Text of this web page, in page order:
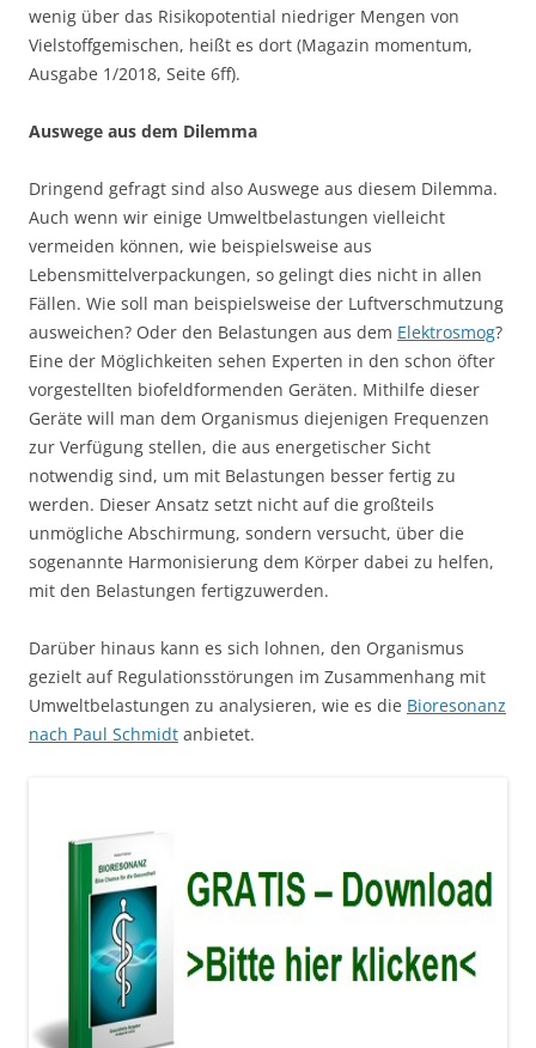
wenig über das Risikopotential niedriger Mengen von
Vielstoffgemischen, heißt es dort (Magazin momentum,
Ausgabe 1/2018, Seite 6ff).
Auswege aus dem Dilemma
Dringend gefragt sind also Auswege aus diesem Dilemma.
Auch wenn wir einige Umweltbelastungen vielleicht
vermeiden können, wie beispielsweise aus
Lebensmittelverpackungen, so gelingt dies nicht in allen
Fällen. Wie soll man beispielsweise der Luftverschmutzung
ausweichen? Oder den Belastungen aus dem Elektrosmog?
Eine der Möglichkeiten sehen Experten in den schon öfter
vorgestellten biofeldformenden Geräten. Mithilfe dieser
Geräte will man dem Organismus diejenigen Frequenzen
zur Verfügung stellen, die aus energetischer Sicht
notwendig sind, um mit Belastungen besser fertig zu
werden. Dieser Ansatz setzt nicht auf die großteils
unmögliche Abschirmung, sondern versucht, über die
sogenannte Harmonisierung dem Körper dabei zu helfen,
mit den Belastungen fertigzuwerden.
Darüber hinaus kann es sich lohnen, den Organismus
gezielt auf Regulationsstörungen im Zusammenhang mit
Umweltbelastungen zu analysieren, wie es die Bioresonanz
nach Paul Schmidt anbietet.